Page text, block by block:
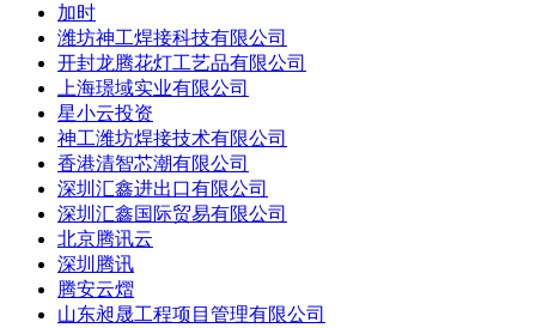
加时
潍坊神工焊接科技有限公司
开封龙腾花灯工艺品有限公司
上海璟域实业有限公司
星小云投资
神工潍坊焊接技术有限公司
香港清智芯潮有限公司
深圳汇鑫进出口有限公司
深圳汇鑫国际贸易有限公司
北京腾讯云
深圳腾讯
腾安云熠
山东昶晟工程项目管理有限公司